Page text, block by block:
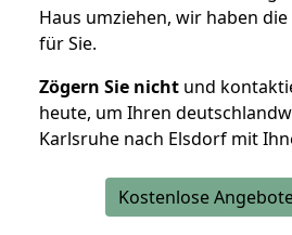
Haus umziehen, wir haben
für Sie.
Zögern Sie nicht und
heute, um Ihren
Karlsruhe nach Elsdorf mit
Kostenlose